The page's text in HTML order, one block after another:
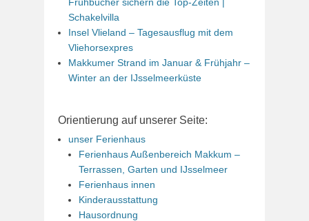
Schakelvilla
Insel Vlieland – Tagesausflug mit dem
Vliehorsexpres
Makkumer Strand im Januar & Frühjahr –
Winter an der IJsselmeerküste
Orientierung auf unserer Seite:
unser Ferienhaus
Ferienhaus Außenbereich Makkum –
Terrassen, Garten und IJsselmeer
Ferienhaus innen
Kinderausstattung
Hausordnung